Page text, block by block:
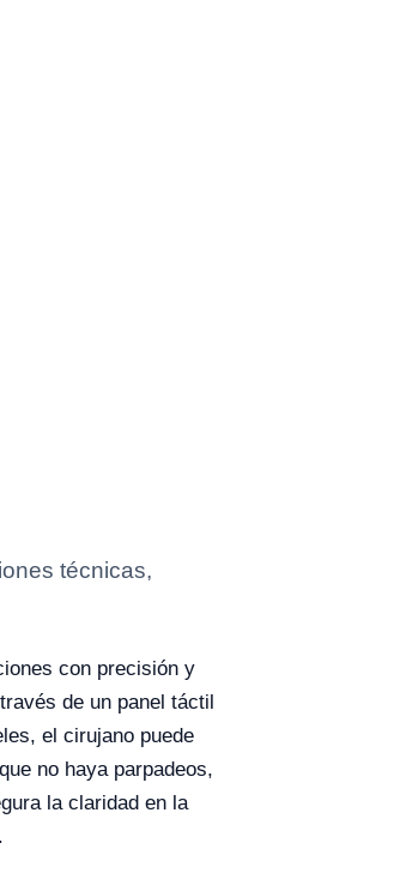
técnicas,
con precisión y
de un panel táctil
el cirujano puede
no haya parpadeos,
la claridad en la